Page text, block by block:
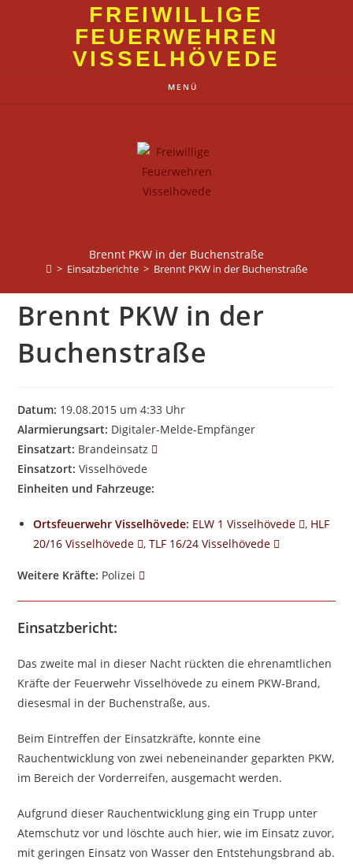
FREIWILLIGE
FEUERWEHREN
VISSELHÖVEDE
MENÜ
Brennt PKW in der Buchenstraße
> Einsatzberichte > Brennt PKW in der Buchenstraße
Brennt PKW in der
Buchenstraße
Datum: 19.08.2015 um 4:33 Uhr
Alarmierungsart: Digitaler-Melde-Empfänger
Einsatzart: Brandeinsatz
Einsatzort: Visselhövede
Einheiten und Fahrzeuge:
Ortsfeuerwehr Visselhövede: ELW 1 Visselhövede , HLF
20/16 Visselhövede
,TLF 16/24 Visselhövede
Weitere Kräfte: Polizei
Einsatzbericht:
Das zweite mal in dieser Nacht rückten die ehrenamtlichen
Kräfte der Feuerwehr Visselhövede zu einem PKW-Brand,
diesesmal in der Buchenstraße, aus.
Beim Eintreffen der Einsatzkräfte, konnte eine
Rauchentwicklung von zwei nebeneinander geparkten PKW,
im Bereich der Vorderreifen, ausgemacht werden.
Aufgrund dieser Rauchentwicklung ging ein Trupp unter
Atemschutz vor und löschte auch hier, wie im Einsatz zuvor,
mit geringen Einsatz von Wasser den Entstehungsbrand ab.